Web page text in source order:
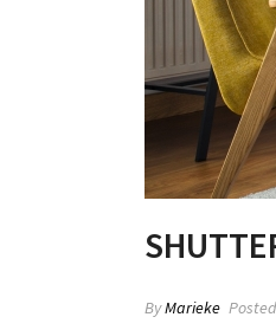
ByMarieke Posted